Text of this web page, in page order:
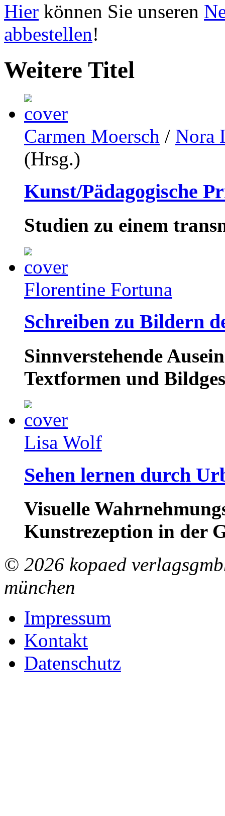
Hier können Sie unseren
abbestellen!
Weitere Titel
Carmen Moersch / Nora
(Hrsg.)
Kunst/Pädagogische
Studien zu einem
Florentine Fortuna
Schreiben zu Bildern
Sinnverstehende
Textformen und
Lisa Wolf
Sehen lernen durch
Visuelle
Kunstrezeption in der
© 2026 kopaed
münchen
Impressum
Kontakt
Datenschutz